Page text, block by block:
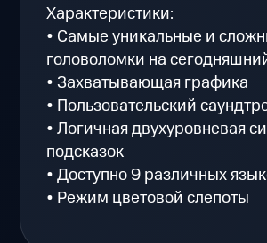
Характеристики:
• Самые уникальные и
головоломки на
• Захватывающая графика
• Пользовательский
• Логичная двухуровневая
подсказок
• Доступно 9 различных
• Режим цветовой слепоты